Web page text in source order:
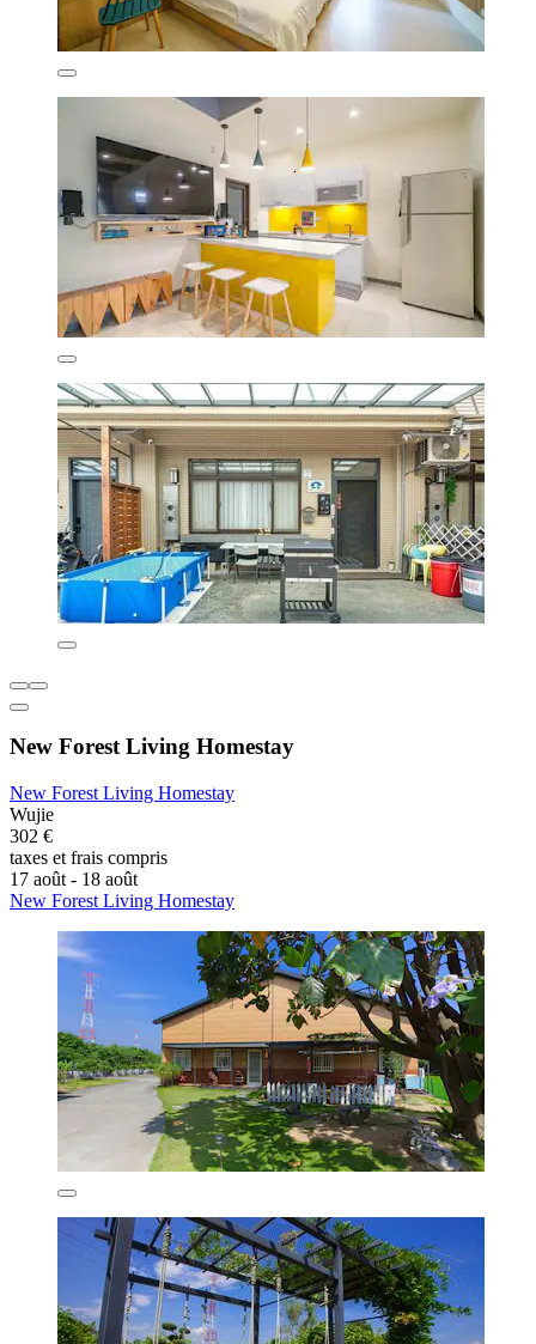
New Forest Living Homestay
New Forest Living Homestay
Wujie
302 €
taxes et frais compris
17 août - 18 août
New Forest Living Homestay